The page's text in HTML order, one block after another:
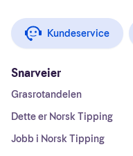
Kundeservice
Snarveier
Grasrotandelen
Dette er Norsk Tipping
Jobb i Norsk Tipping